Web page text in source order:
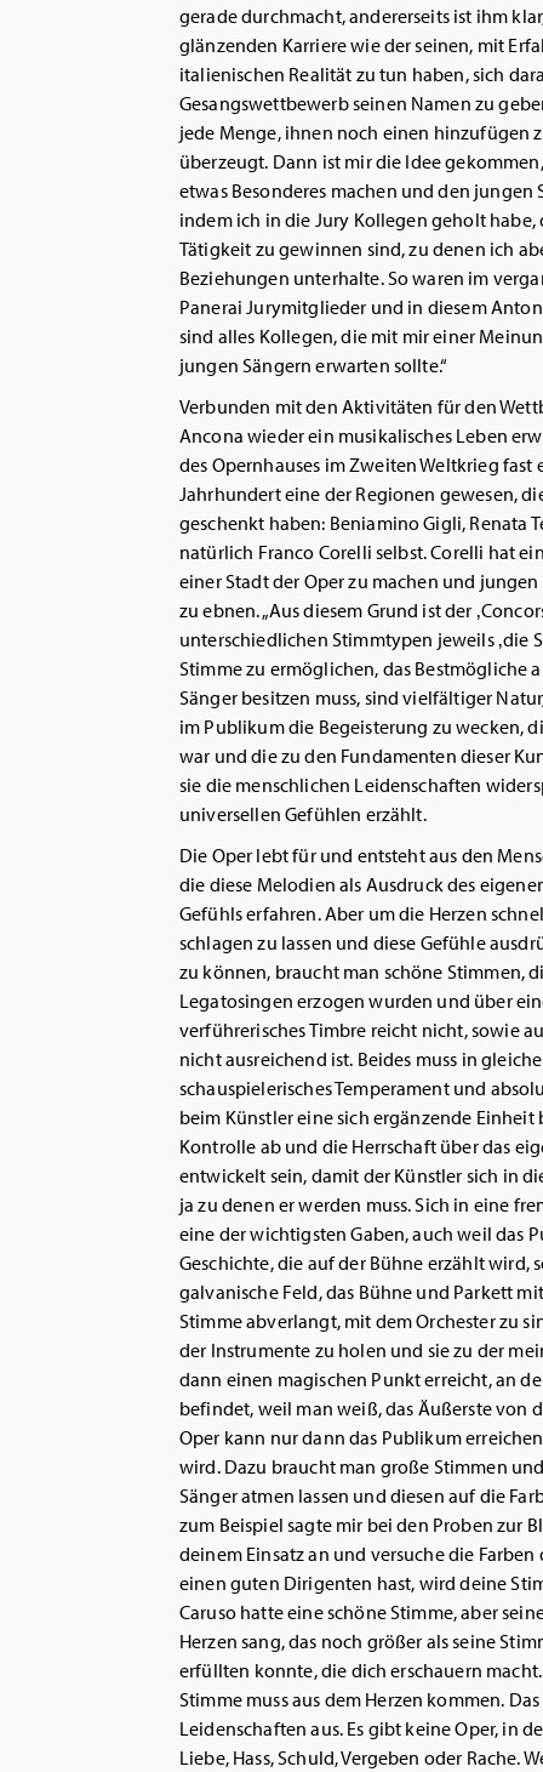
gerade durchmacht, andererseits ist ihm
glänzenden Karriere wie der seinen, mit
italienischen Realität zu tun haben, sich
Gesangswettbewerb seinen Namen zu
jede Menge, ihnen noch einen hinzufügen
überzeugt. Dann ist mir die Idee
etwas Besonderes machen und den
indem ich in die Jury Kollegen geholt
Tätigkeit zu gewinnen sind, zu denen ich
Beziehungen unterhalte. So waren im
Panerai Jurymitglieder und in diesem
sind alles Kollegen, die mit mir einer
jungen Sängern erwarten sollte.“
Verbunden mit den Aktivitäten für den
Ancona wieder ein musikalisches Leben
des Opernhauses im Zweiten Weltkrieg
Jahrhundert eine der Regionen gewesen,
geschenkt haben: Beniamino Gigli, Renata
natürlich Franco Corelli selbst. Corelli hat
einer Stadt der Oper zu machen und
zu ebnen. „Aus diesem Grund ist der
unterschiedlichen Stimmtypen jeweils ‚die
Stimme zu ermöglichen, das Bestmögliche
Sänger besitzen muss, sind vielfältiger
im Publikum die Begeisterung zu wecken,
war und die zu den Fundamenten dieser
sie die menschlichen Leidenschaften
universellen Gefühlen erzählt.
Die Oper lebt für und entsteht aus den
die diese Melodien als Ausdruck des
Gefühls erfahren. Aber um die Herzen
schlagen zu lassen und diese Gefühle
zu können, braucht man schöne Stimmen,
Legatosingen erzogen wurden und über
verführerisches Timbre reicht nicht, sowie
nicht ausreichend ist. Beides muss in
schauspielerisches Temperament und
beim Künstler eine sich ergänzende
Kontrolle ab und die Herrschaft über das
entwickelt sein, damit der Künstler sich in
ja zu denen er werden muss. Sich in eine
eine der wichtigsten Gaben, auch weil das
Geschichte, die auf der Bühne erzählt wird,
galvanische Feld, das Bühne und Parkett
Stimme abverlangt, mit dem Orchester zu
der Instrumente zu holen und sie zu der
dann einen magischen Punkt erreicht, an
befindet, weil man weiß, das Äußerste von
Oper kann nur dann das Publikum
wird. Dazu braucht man große Stimmen
Sänger atmen lassen und diesen auf die
zum Beispiel sagte mir bei den Proben zur
deinem Einsatz an und versuche die Farben
einen guten Dirigenten hast, wird deine
Caruso hatte eine schöne Stimme, aber
Herzen sang, das noch größer als seine
erfüllten konnte, die dich erschauern
Stimme muss aus dem Herzen kommen.
Leidenschaften aus. Es gibt keine Oper, in
Liebe, Hass, Schuld, Vergeben oder Rache.